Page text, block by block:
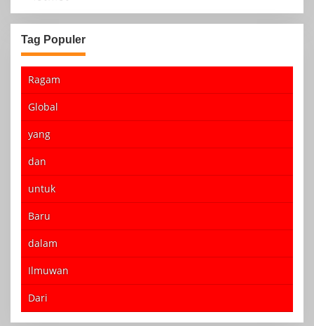
Tag Populer
Ragam
Global
yang
dan
untuk
Baru
dalam
Ilmuwan
Dari